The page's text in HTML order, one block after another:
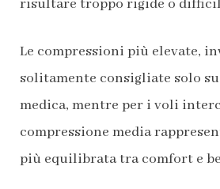
risultare troppo rigide o
Le compressioni più elevate,
solitamente consigliate solo
medica, mentre per i voli
compressione media
più equilibrata tra comfort e